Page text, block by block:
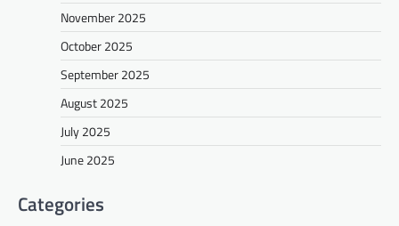
November 2025
October 2025
September 2025
August 2025
July 2025
June 2025
Categories